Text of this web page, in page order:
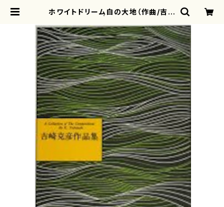
ホワイトドリーム白の大地（作曲/吉崎